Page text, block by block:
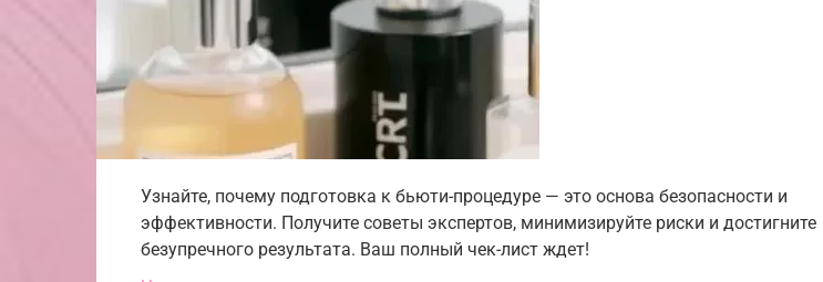
Узнайте, почему подготовка к бьюти-процедуре — это основа безопасности и
эффективности. Получите советы экспертов, минимизируйте риски и достигните
безупречного результата. Ваш полный чек-лист ждет!